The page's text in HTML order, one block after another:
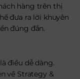
hàng trên thị
đưa ra lời khuyên
đúng đắn.
điều dễ dàng.
về Strategy &